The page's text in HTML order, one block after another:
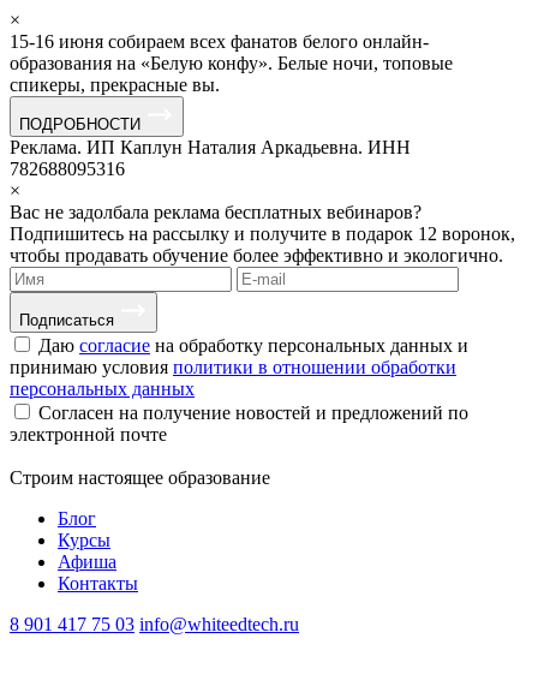
×
15-16 июня собираем всех фанатов белого онлайн-
образования на «Белую конфу». Белые ночи, топовые
спикеры, прекрасные вы.
ПОДРОБНОСТИ
Реклама. ИП Каплун Наталия Аркадьевна. ИНН
782688095316
×
Вас не задолбала реклама бесплатных вебинаров?
Подпишитесь на рассылку и получите в подарок 12 воронок,
чтобы продавать обучение более эффективно и экологично.
Подписаться
Даю согласие на обработку персональных данных и
принимаю условия политики в отношении обработки
персональных данных
Согласен на получение новостей и предложений по
электронной почте
Строим настоящее образование
Блог
Курсы
Афиша
Контакты
8 901 417 75 03 info@whiteedtech.ru